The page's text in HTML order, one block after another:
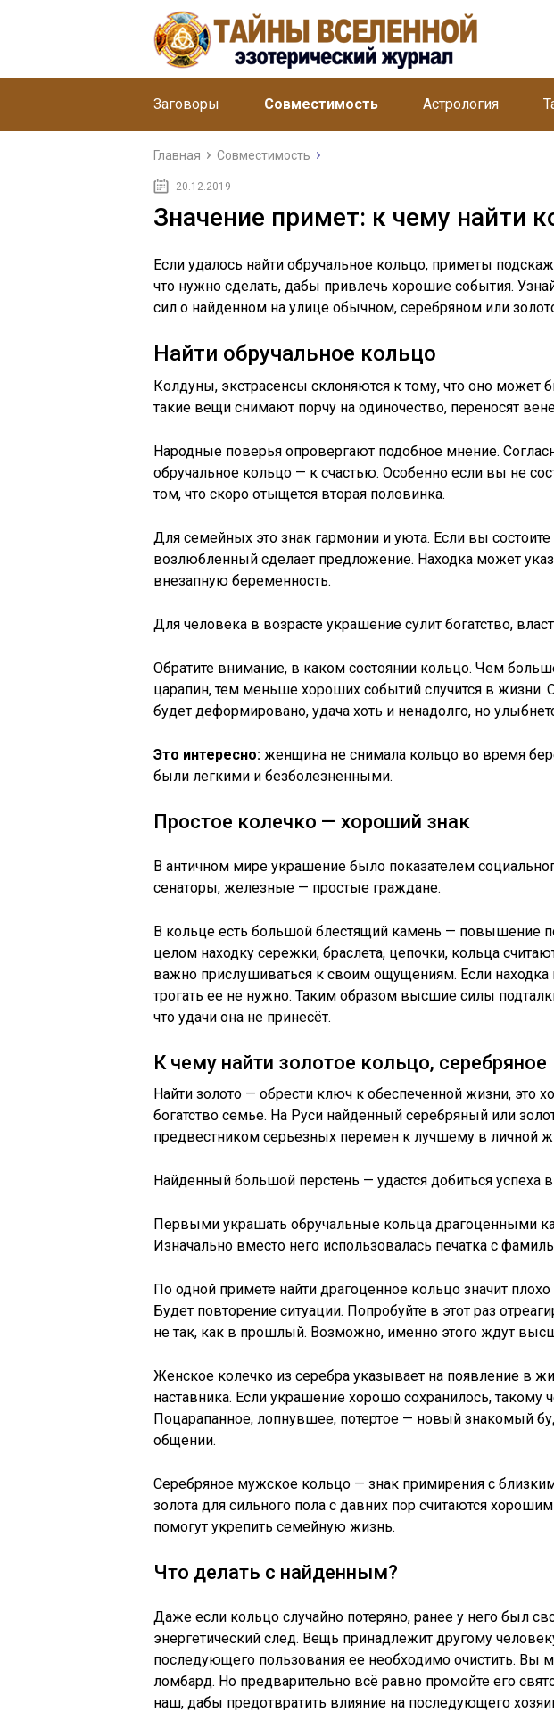
Заговоры Совместимость Астрология
Главная Совместимость
20.12.2019
Значение примет: к чему найти
Если удалось найти обручальное кольцо, приметы
что нужно сделать, дабы привлечь хорошие события.
сил о найденном на улице обычном, серебряном или
Найти обручальное кольцо
Колдуны, экстрасенсы склоняются к тому, что оно может
такие вещи снимают порчу на одиночество, переносят
Народные поверья опровергают подобное мнение.
обручальное кольцо — к счастью. Особенно если вы не
том, что скоро отыщется вторая половинка.
Для семейных это знак гармонии и уюта. Если вы
возлюбленный сделает предложение. Находка может
внезапную беременность.
Для человека в возрасте украшение сулит богатство,
Обратите внимание, в каком состоянии кольцо. Чем
царапин, тем меньше хороших событий случится в жизни.
будет деформировано, удача хоть и ненадолго, но
Это интересно: женщина не снимала кольцо во время
были легкими и безболезненными.
Простое колечко — хороший знак
В античном мире украшение было показателем
сенаторы, железные — простые граждане.
В кольце есть большой блестящий камень — повышение
целом находку сережки, браслета, цепочки, кольца
важно прислушиваться к своим ощущениям. Если
трогать ее не нужно. Таким образом высшие силы
что удачи она не принесёт.
К чему найти золотое кольцо, серебряное
Найти золото — обрести ключ к обеспеченной жизни, это
богатство семье. На Руси найденный серебряный или
предвестником серьезных перемен к лучшему в личной
Найденный большой перстень — удастся добиться успеха
Первыми украшать обручальные кольца драгоценными
Изначально вместо него использовалась печатка с
По одной примете найти драгоценное кольцо значит плохо
Будет повторение ситуации. Попробуйте в этот раз
не так, как в прошлый. Возможно, именно этого ждут
Женское колечко из серебра указывает на появление в
наставника. Если украшение хорошо сохранилось, такому
Поцарапанное, лопнувшее, потертое — новый знакомый
общении.
Серебряное мужское кольцо — знак примирения с
золота для сильного пола с давних пор считаются
помогут укрепить семейную жизнь.
Что делать с найденным?
Даже если кольцо случайно потеряно, ранее у него был
энергетический след. Вещь принадлежит другому
последующего пользования ее необходимо очистить. Вы
ломбард. Но предварительно всё равно промойте его
наш, дабы предотвратить влияние на последующего